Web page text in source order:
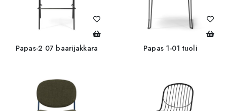
Papas-2 07 baarijakkara Papas 1-01 tuoli